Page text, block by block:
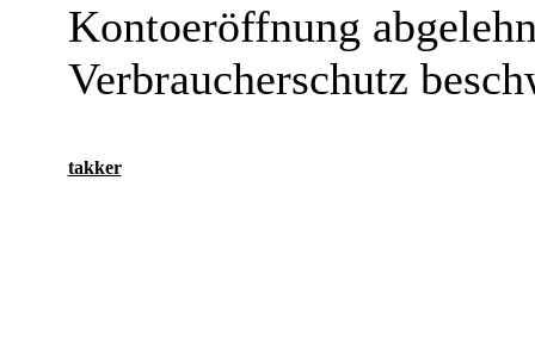
Kontoeröffnung
Verbraucherschutz
takker